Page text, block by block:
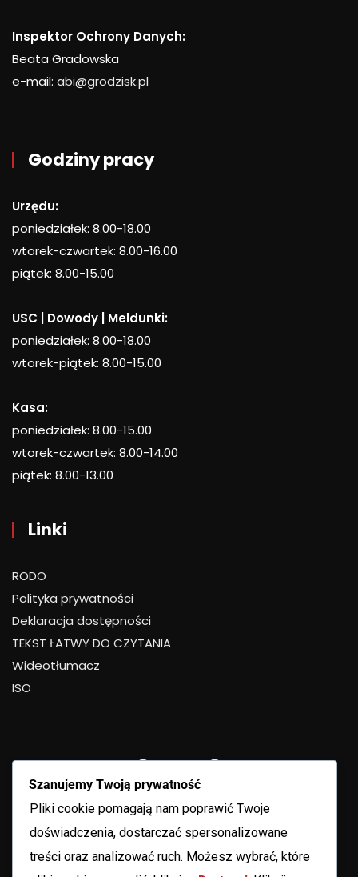
Inspektor Ochrony Danych:
Beata Gradowska
e-mail: abi@grodzisk.pl
Godziny pracy
Urzędu:
poniedziałek: 8.00-18.00
wtorek-czwartek: 8.00-16.00
piątek: 8.00-15.00
USC | Dowody | Meldunki:
poniedziałek: 8.00-18.00
wtorek-piątek: 8.00-15.00
Kasa:
poniedziałek: 8.00-15.00
wtorek-czwartek: 8.00-14.00
piątek: 8.00-13.00
Linki
RODO
Polityka prywatności
Deklaracja dostępności
TEKST ŁATWY DO CZYTANIA
Wideotłumacz
ISO
Szanujemy Twoją prywatność
Pliki cookie pomagają nam poprawić Twoje
doświadczenia, dostarczać spersonalizowane
treści oraz analizować ruch. Możesz wybrać, które